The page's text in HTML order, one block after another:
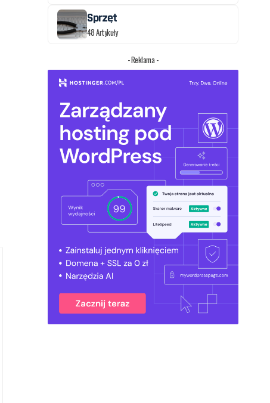
Sprzęt
48 Artykuły
- Reklama -